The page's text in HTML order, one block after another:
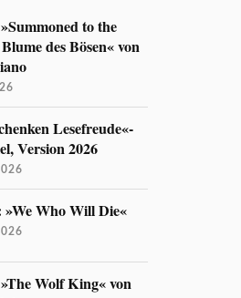
to the
des Bösen« von
Lesefreude«-
Version 2026
Who Will Die«
Wolf King« von